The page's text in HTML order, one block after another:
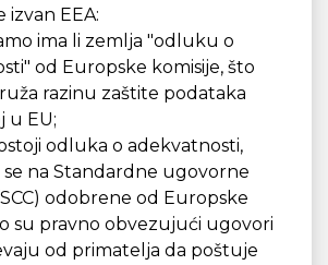
izvan EEA:
ima li zemlja "odluku o
od Europske komisije, što
razinu zaštite podataka
u EU;
odluka o adekvatnosti,
se na Standardne ugovorne
odobrene od Europske
su pravno obvezujući ugovori
od primatelja da poštuje